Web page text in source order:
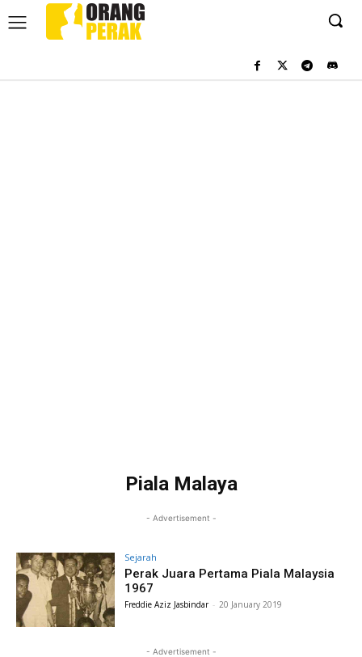
Piala Malaya
- Advertisement -
Sejarah
Perak Juara Pertama Piala Malaysia
1967
Freddie Aziz Jasbindar - 20 January 2019
- Advertisement -